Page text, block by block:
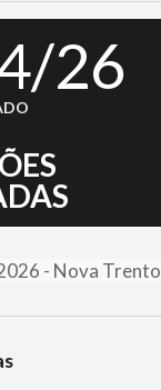
26
- Nova Trento